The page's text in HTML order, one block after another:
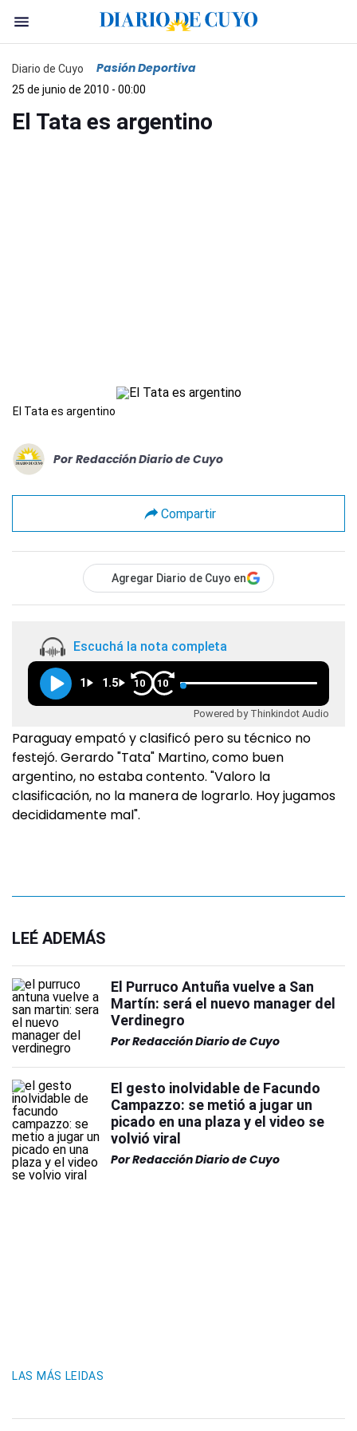
Diario de Cuyo Pasión Deportiva
25 de junio de 2010 - 00:00
El Tata es argentino
El Tata es argentino
Por Redacción Diario de Cuyo
Compartir
Agregar Diario de Cuyo en
Escuchá la nota completa
1 1.5 10 10
Powered by Thinkindot Audio
Paraguay empató y clasificó pero su técnico no
festejó. Gerardo "Tata" Martino, como buen
argentino, no estaba contento. "Valoro la
clasificación, no la manera de lograrlo. Hoy jugamos
decididamente mal".
LEÉ ADEMÁS
El Purruco Antuña vuelve a San
Martín: será el nuevo manager del
Verdinegro
PorRedacción Diario de Cuyo
El gesto inolvidable de Facundo
Campazzo: se metió a jugar un
picado en una plaza y el video se
volvió viral
PorRedacción Diario de Cuyo
LAS MÁS LEIDAS